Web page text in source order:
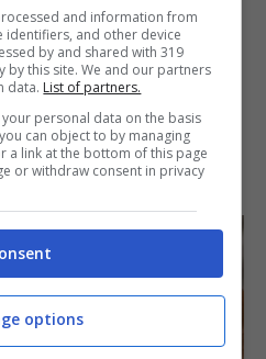
and information from
identifiers, and other device
by and shared with 319
by this site. We and our partners
data. List of partners.
personal data on the basis
can object to by managing
a link at the bottom of this page
or withdraw consent in privacy
options